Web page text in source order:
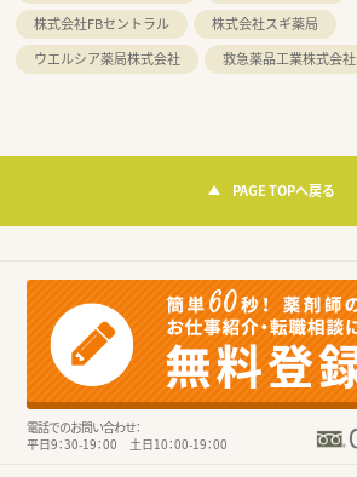
株式会社FBセントラル
株式会社スギ薬局
ウエルシア薬局株式会社
救急薬品工業株式会社
PAGE TOPへ戻る
電話でのお問い合わせ：
平日9：30-19：00 土日10：00-19：00